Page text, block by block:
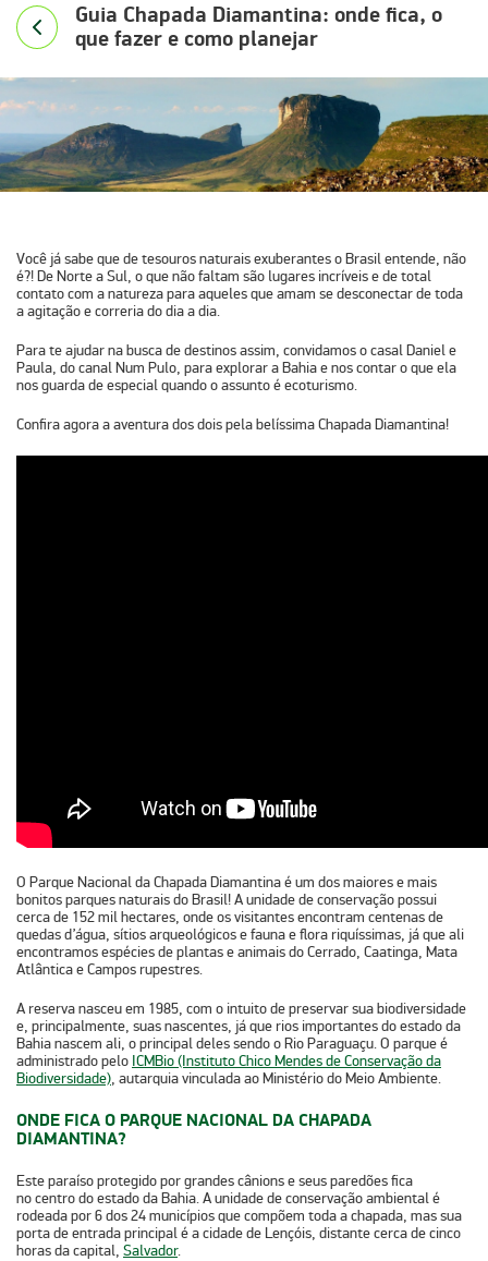
Guia Chapada Diamantina: onde fica, o
que fazer e como planejar
Você já sabe que de tesouros naturais exuberantes o Brasil entende, não
é?! De Norte a Sul, o que não faltam são lugares incríveis e de total
contato com a natureza para aqueles que amam se desconectar de toda
a agitação e correria do dia a dia.
Para te ajudar na busca de destinos assim, convidamos o casalDaniel e
Paula, do canal Num Pulo, para explorar a Bahia e nos contar o que ela
nos guarda de especial quando o assunto é ecoturismo.
Confira agora a aventura dos dois pela belíssimaChapada Diamantina!
O Parque Nacional da Chapada Diamantinaé um dos maiores e mais
bonitos parques naturais do Brasil! A unidade de conservação possui
cerca de 152 mil hectares, onde os visitantes encontram centenas de
quedas d’água, sítios arqueológicos e fauna e flora riquíssimas, já que ali
encontramos espécies de plantas e animais do Cerrado, Caatinga, Mata
Atlântica e Campos rupestres.
A reserva nasceu em 1985, com o intuito de preservar sua biodiversidade
e, principalmente, suas nascentes, já que rios importantes do estado da
Bahia nascem ali, o principal deles sendo oRio Paraguaçu. O parque é
administrado pelo ICMBio (Instituto Chico Mendes de Conservação da
Biodiversidade), autarquia vinculada aoMinistério do Meio Ambiente.
ONDE FICA O PARQUE NACIONAL DA CHAPADA
DIAMANTINA?
Este paraíso protegido por grandes cânions e seus paredões fica
nocentro do estado da Bahia. A unidade de conservação ambiental é
rodeada por 6 dos 24 municípios que compõem toda a chapada, mas sua
porta de entrada principal é a cidade de Lençóis, distante cerca de cinco
horas da capital, Salvador.